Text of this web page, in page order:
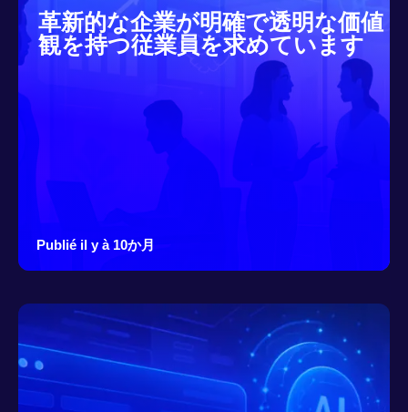
革新的な企業が明確で透明な価値
観を持つ従業員を求めています
Publié il y à 10か月